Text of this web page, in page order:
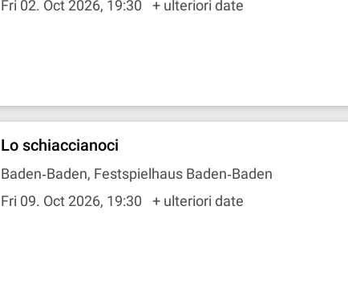
Fri 02. Oct 2026, 19:30
+ ulteriori date
Lo schiaccianoci
Baden‐Baden, Festspielhaus Baden‐Baden
Fri 09. Oct 2026, 19:30
+ ulteriori date